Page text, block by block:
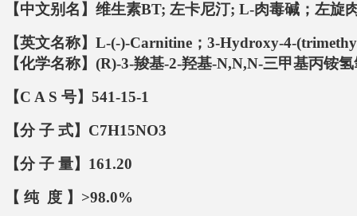
【中文别名】维生素BT; 左卡尼汀; L-肉毒碱；左旋
【英文名称】L-(-)-Carnitine；3-Hydroxy-4-
【化学名称】(R)-3-羧基-2-羟基-N,N,N-三甲基丙铵
【C A S 号】541-15-1
【分 子 式】C7H15NO3
【分 子 量】161.20
【 纯 度 】>98.0%